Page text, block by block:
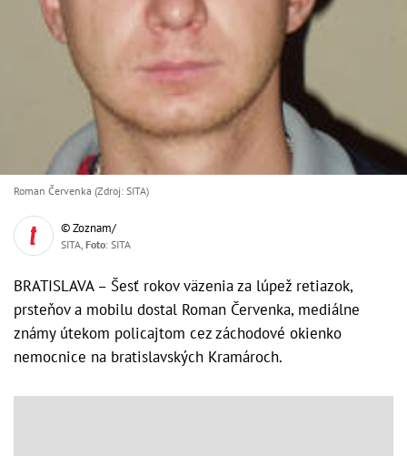
Roman Červenka (Zdroj: SITA)
© Zoznam/
SITA, Foto: SITA
BRATISLAVA – Šesť rokov väzenia za lúpež retiazok,
prsteňov a mobilu dostal Roman Červenka, mediálne
známy útekom policajtom cez záchodové okienko
nemocnice na bratislavských Kramároch.